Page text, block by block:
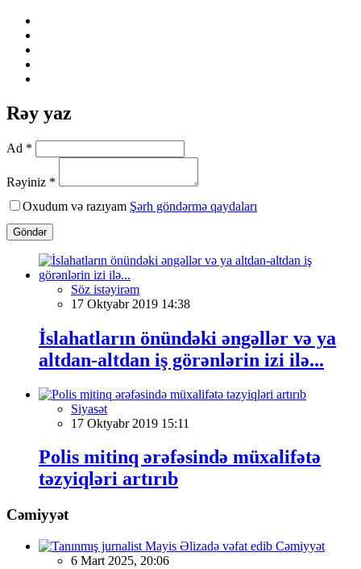
Rəy yaz
Ad *
Rəyiniz *
Oxudum və razıyam Şərh göndərmə qaydaları
Göndər
Söz istəyirəm
17 Oktyabr 2019 14:38
İslahatların önündəki əngəllər və ya
altdan-altdan iş görənlərin izi ilə...
Siyasət
17 Oktyabr 2019 15:11
Polis mitinq ərəfəsində müxalifətə
təzyiqləri artırıb
Cəmiyyət
Cəmiyyət
6 Mart 2025, 20:06